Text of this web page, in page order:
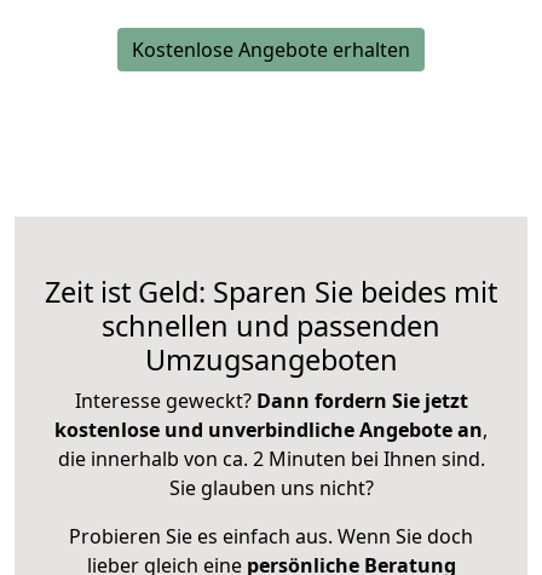
Kostenlose Angebote erhalten
Zeit ist Geld: Sparen Sie beides mit
schnellen und passenden
Umzugsangeboten
Interesse geweckt? Dann fordern Sie jetzt
kostenlose und unverbindliche Angebote an,
die innerhalb von ca. 2 Minuten bei Ihnen sind.
Sie glauben uns nicht?
Probieren Sie es einfach aus. Wenn Sie doch
lieber gleich eine persönliche Beratung